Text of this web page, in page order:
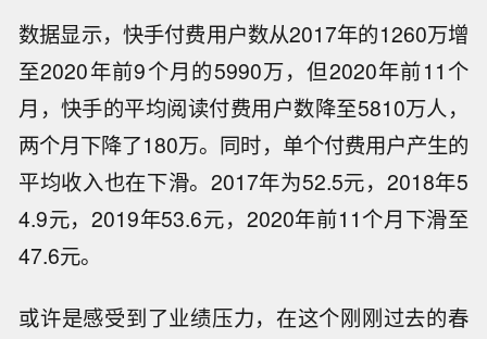
数据显示，快手付费用户数从2017年的1260万增
至2020年前9个月的5990万，但2020年前11个
月，快手的平均阅读付费用户数降至5810万人，
两个月下降了180万。同时，单个付费用户产生的
平均收入也在下滑。2017年为52.5元，2018年5
4.9元，2019年53.6元，2020年前11个月下滑至
47.6元。
或许是感受到了业绩压力，在这个刚刚过去的春